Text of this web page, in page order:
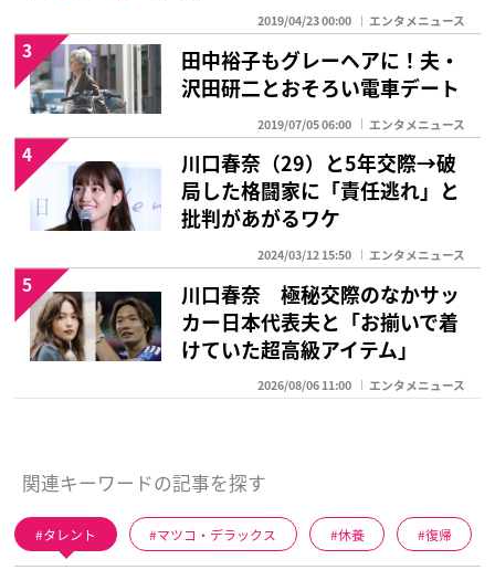
2019/04/23 00:00 エンタメニュース
田中裕子もグレーヘアに！夫・
沢田研二とおそろい電車デート
2019/07/05 06:00 エンタメニュース
3
川口春奈（29）と5年交際→破
局した格闘家に「責任逃れ」と
批判があがるワケ
2024/03/12 15:50 エンタメニュース
4
川口春奈 極秘交際のなかサッ
カー日本代表夫と「お揃いで着
けていた超高級アイテム」
2026/08/06 11:00 エンタメニュース
5
関連キーワードの記事を探す
タレント マツコ・デラックス 休養 復帰